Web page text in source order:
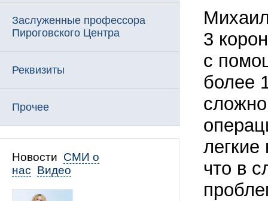
Заслуженные профессора
Пироговского Центра
Реквизиты
Прочее
Новости СМИ о
нас Видео
3
с
более
что в